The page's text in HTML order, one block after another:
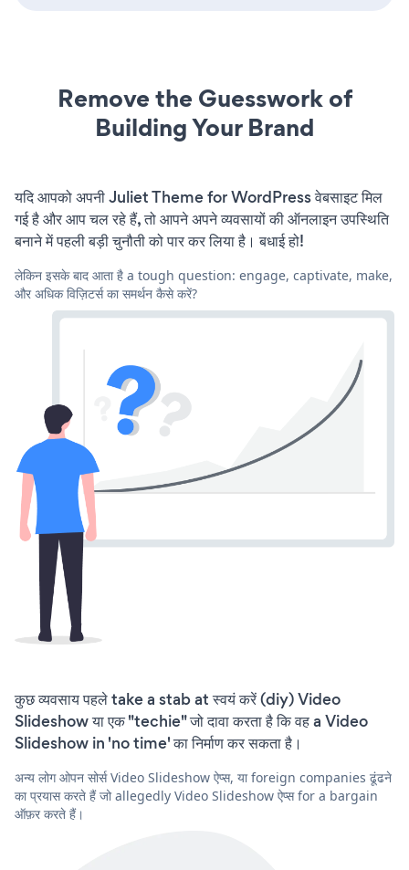
Remove the Guesswork of
Building Your Brand
यदि आपको अपनी Juliet Theme for WordPress वेबसाइट मिल
गई है और आप चल रहे हैं, तो आपने अपने व्यवसायों की ऑनलाइन उपस्थिति
बनाने में पहली बड़ी चुनौती को पार कर लिया है। बधाई हो!
लेकिन इसके बाद आता है a tough question: engage, captivate, make,
और अधिक विज़िटर्स का समर्थन कैसे करें?
कुछ व्यवसाय पहले take a stab at स्वयं करें (diy) Video
Slideshow या एक "techie" जो दावा करता है कि वह a Video
Slideshow in 'no time' का निर्माण कर सकता है।
अन्य लोग ओपन सोर्स Video Slideshow ऐप्स, या foreign companies ढूंढने
का प्रयास करते हैं जो allegedly Video Slideshow ऐप्स for a bargain
ऑफ़र करते हैं।